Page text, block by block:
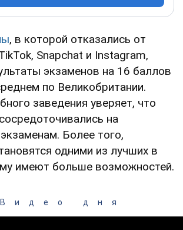
, в которой отказались от
Snapchat и Instagram,
экзаменов на 16 баллов
по Великобритании.
заведения уверяет, что
на
Более того,
одними из лучших в
имеют больше возможностей.
Видео дня